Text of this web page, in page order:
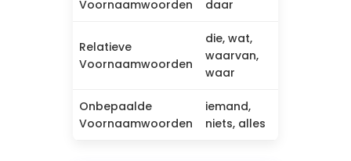
Voornaamwoorden
daar
Relatieve
Voornaamwoorden
die, wat,
waarvan,
waar
Onbepaalde
Voornaamwoorden
iemand,
niets, alles